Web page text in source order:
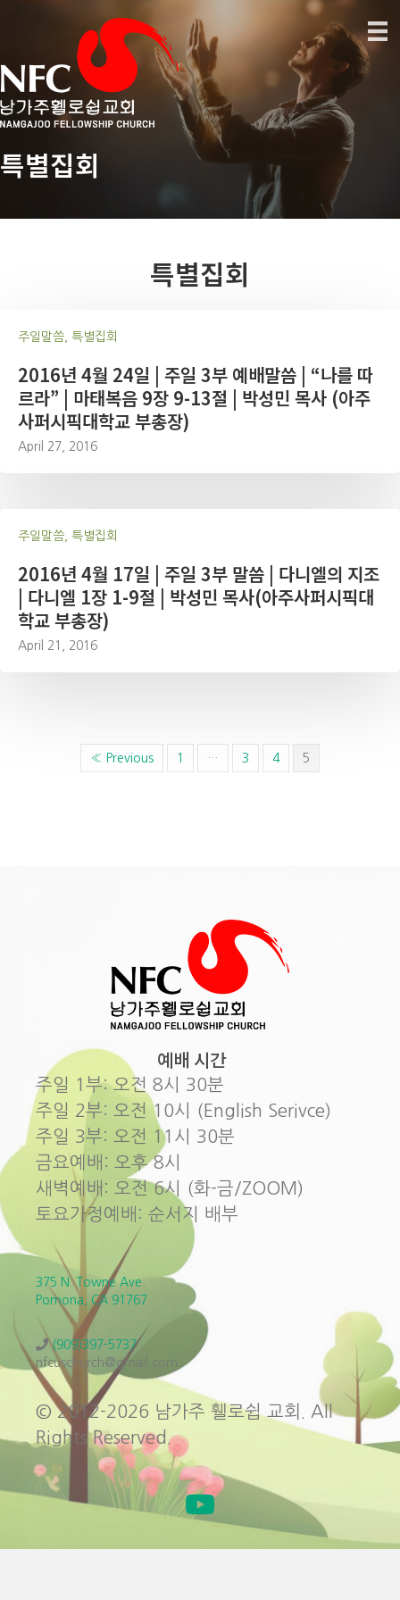
특별집회
특별집회
주일말씀, 특별집회
2016년 4월 24일 | 주일 3부 예배말씀 | “나를 따
르라” | 마태복음 9장 9-13절 | 박성민 목사 (아주
사퍼시픽대학교 부총장)
April 27, 2016
주일말씀, 특별집회
2016년 4월 17일 | 주일 3부 말씀 | 다니엘의 지조
| 다니엘 1장 1-9절 | 박성민 목사(아주사퍼시픽대
학교 부총장)
April 21, 2016
« Previous 1 … 3 4 5
예배 시간
주일 1부: 오전 8시 30분
주일 2부: 오전 10시 (English Serivce)
주일 3부: 오전 11시 30분
금요예배: 오후 8시
새벽예배: 오전 6시 (화-금/ZOOM)
토요가정예배: 순서지 배부
375 N. Towne Ave.
Pomona, CA 91767
(909)397-5737
nfcuschurch@gmail.com
© 2012-2026 남가주 휄로쉽 교회. All
Rights Reserved.